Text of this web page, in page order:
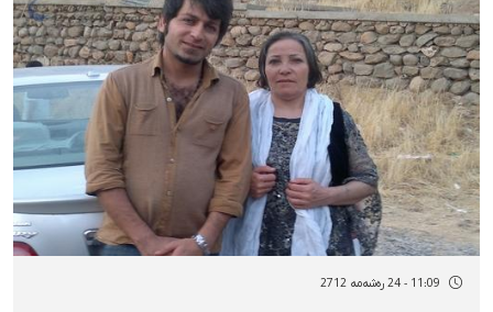
11:09 - 24 رەشەمه 2712